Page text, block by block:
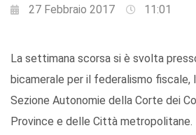
27 Febbraio 2017 11:01
La settimana scorsa si è svolta
bicamerale per il federalismo fiscale,
Sezione Autonomie della Corte dei
Province e delle Città metropolitane.